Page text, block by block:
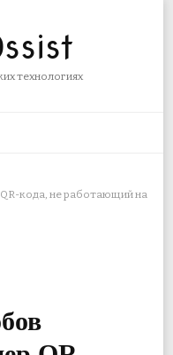
технологиях
кода, не работающий на